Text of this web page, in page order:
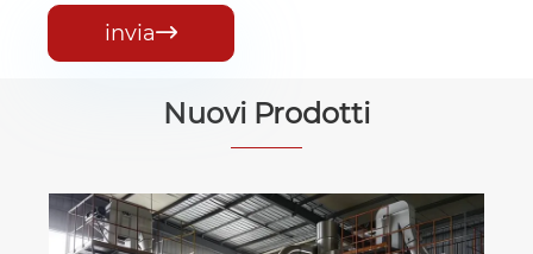
invia
Nuovi Prodotti